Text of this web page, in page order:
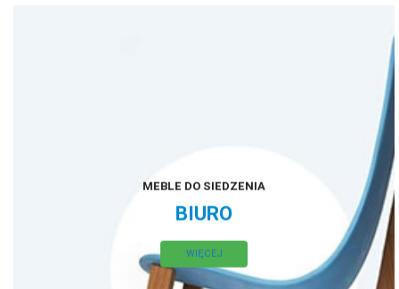
MEBLE DO SIEDZENIA
BIURO
WIĘCEJ